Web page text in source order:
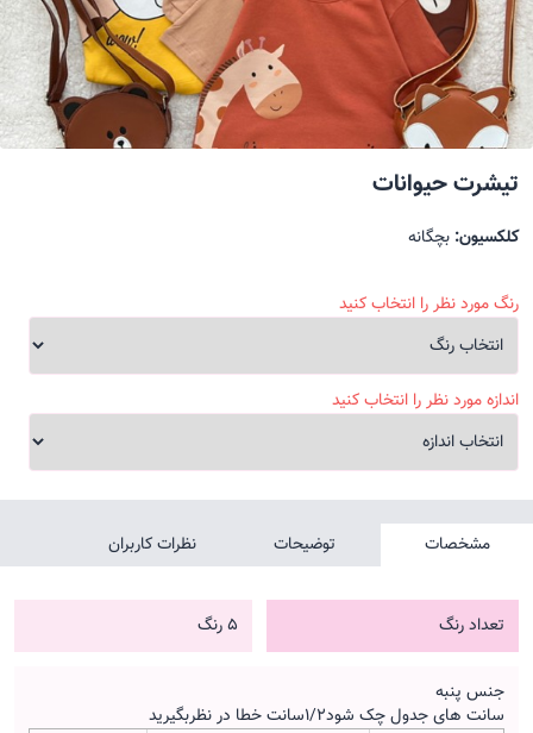
تیشرت حیوانات
کلکسیون: بچگانه
رنگ مورد نظر را انتخاب کنید
اندازه مورد نظر را انتخاب کنید
مشخصات توضیحات نظرات کاربران
تعداد رنگ 5 رنگ
جنس پنبه
سانت های جدول چک شود۱/۲سانت خطا در نظربگیرید